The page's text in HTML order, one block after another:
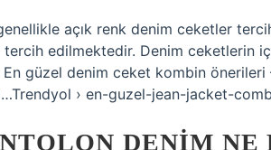
açık renk denim ceketler
edilmektedir. Denim ceketlerin
güzel denim ceket kombin
› en-guzel-jean-jacket-
DENIM NE